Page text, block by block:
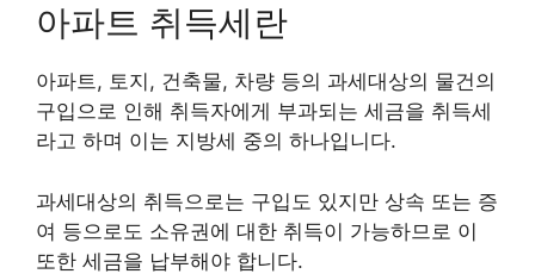
아파트 취득세란
아파트, 토지, 건축물, 차량 등의 과세대상의 물건의
구입으로 인해 취득자에게 부과되는 세금을 취득세
라고 하며 이는 지방세 중의 하나입니다.
과세대상의 취득으로는 구입도 있지만 상속 또는 증
여 등으로도 소유권에 대한 취득이 가능하므로 이
또한 세금을 납부해야 합니다.